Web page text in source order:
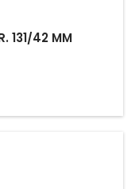
131/42 MM